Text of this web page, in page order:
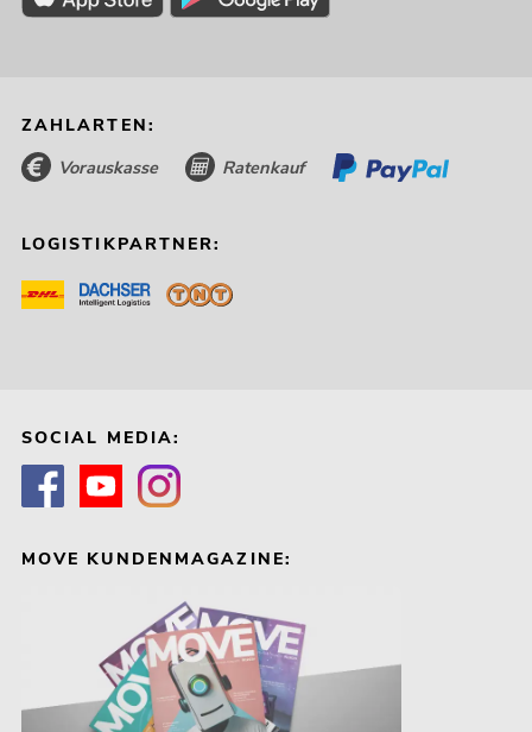
ZAHLARTEN:
Vorauskasse Ratenkauf
LOGISTIKPARTNER:
SOCIAL MEDIA:
MOVE KUNDENMAGAZINE: